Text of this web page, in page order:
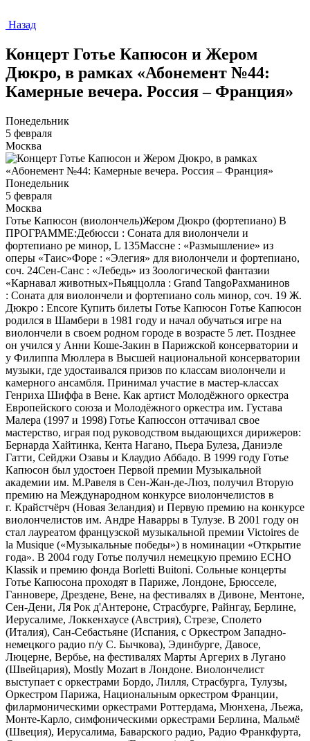
Назад
Концерт Готье Капюсон и Жером
Дюкро, в рамках «Абонемент №44:
Камерные вечера. Россия – Франция»
Понедельник
5 февраля
Москва
Понедельник
5 февраля
Москва
Готье Капюсон (виолончель)Жером Дюкро (фортепиано) В
ПРОГРАММЕ:Дебюсси : Соната для виолончели и
фортепиано ре минор, L 135Массне : «Размышление» из
оперы «Таис»Форе : «Элегия» для виолончели и фортепиано,
соч. 24Сен-Санс : «Лебедь» из Зоологической фантазии
«Карнавал животных»Пьяццолла : Grand TangoРахманинов
: Соната для виолончели и фортепиано соль минор, соч. 19 Ж.
Дюкро : Encore Купить билеты Готье Капюсон Готье Капюсон
родился в Шамбери в 1981 году и начал обучаться игре на
виолончели в своем родном городе в возрасте 5 лет. Позднее
он учился у Анни Коше-Закин в Парижской консерватории и
у Филиппа Мюллера в Высшей национальной консерватории
музыки, где удостаивался призов по классам виолончели и
камерного ансамбля. Принимал участие в мастер-классах
Генриха Шиффа в Вене. Как артист Молодёжного оркестра
Европейского союза и Молодёжного оркестра им. Густава
Малера (1997 и 1998) Готье Капюссон оттачивал свое
мастерство, играя под руководством выдающихся дирижеров:
Бернарда Хайтинка, Кента Нагано, Пьера Булеза, Даниэле
Гатти, Сейджи Озавы и Клаудио Аббадо. В 1999 году Готье
Капюсон был удостоен Первой премии Музыкальной
академии им. М.Равеля в Сен-Жан-де-Люз, получил Вторую
премию на Международном конкурсе виолончелистов в
г. Крайстчёрч (Новая Зеландия) и Первую премию на конкурсе
виолончелистов им. Андре Наварры в Тулузе. В 2001 году он
стал лауреатом французской музыкальной премии Victoires de
la Musique («Музыкальные победы») в номинации «Открытие
года». В 2004 году Готье получил немецкую премию ECHO
Klassik и премию фонда Borletti Buitoni. Сольные концерты
Готье Капюсона проходят в Париже, Лондоне, Брюсселе,
Ганновере, Дрездене, Вене, на фестивалях в Дивоне, Ментоне,
Сен-Дени, Ля Рок д'Антероне, Страсбурге, Райнгау, Берлине,
Иерусалиме, Локкенхаусе (Австрия), Стрезе, Сполето
(Италия), Сан-Себастьяне (Испания, с Оркестром Западно-
немецкого радио п/у С. Бычкова), Эдинбурге, Давосе,
Люцерне, Вербье, на фестивалях Марты Аргерих в Лугано
(Швейцария), Mostly Mozart в Лондоне. Виолончелист
выступает с оркестрами Бордо, Лилля, Страсбурга, Тулузы,
Оркестром Парижа, Национальным оркестром Франции,
филармоническими оркестрами Роттердама, Мюнхена, Льежа,
Монте-Карло, симфоническими оркестрами Берлина, Мальмё
(Швеция), Иерусалима, Баварского радио, Радио Франкфурта,